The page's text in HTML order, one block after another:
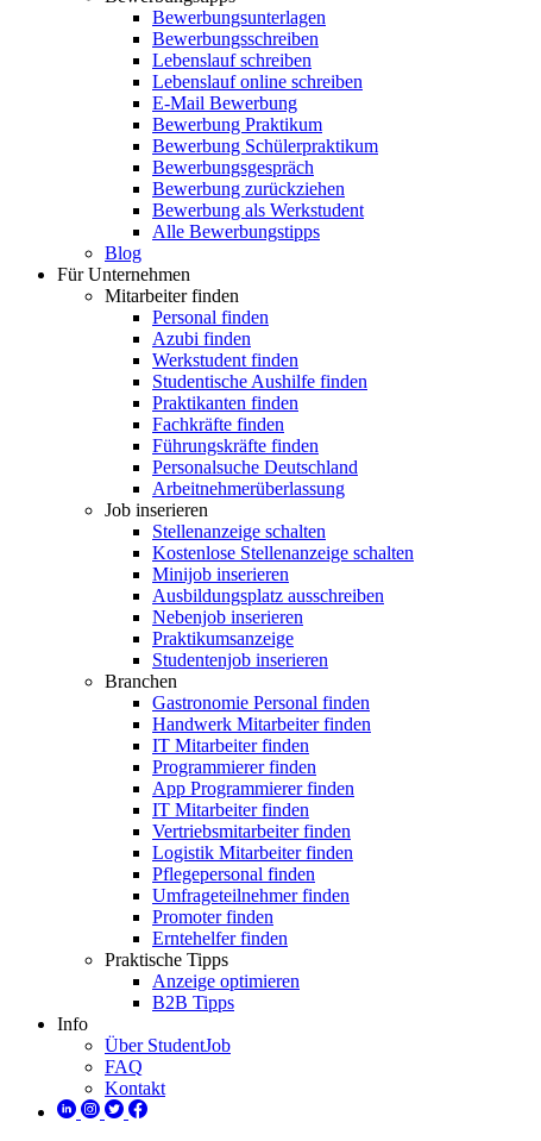
Bewerbungsunterlagen
Bewerbungsschreiben
Lebenslauf schreiben
Lebenslauf online schreiben
E-Mail Bewerbung
Bewerbung Praktikum
Bewerbung Schülerpraktikum
Bewerbungsgespräch
Bewerbung zurückziehen
Bewerbung als Werkstudent
Alle Bewerbungstipps
Blog
Für Unternehmen
Mitarbeiter finden
Personal finden
Azubi finden
Werkstudent finden
Studentische Aushilfe finden
Praktikanten finden
Fachkräfte finden
Führungskräfte finden
Personalsuche Deutschland
Arbeitnehmerüberlassung
Job inserieren
Stellenanzeige schalten
Kostenlose Stellenanzeige schalten
Minijob inserieren
Ausbildungsplatz ausschreiben
Nebenjob inserieren
Praktikumsanzeige
Studentenjob inserieren
Branchen
Gastronomie Personal finden
Handwerk Mitarbeiter finden
IT Mitarbeiter finden
Programmierer finden
App Programmierer finden
IT Mitarbeiter finden
Vertriebsmitarbeiter finden
Logistik Mitarbeiter finden
Pflegepersonal finden
Umfrageteilnehmer finden
Promoter finden
Erntehelfer finden
Praktische Tipps
Anzeige optimieren
B2B Tipps
Info
Über StudentJob
FAQ
Kontakt